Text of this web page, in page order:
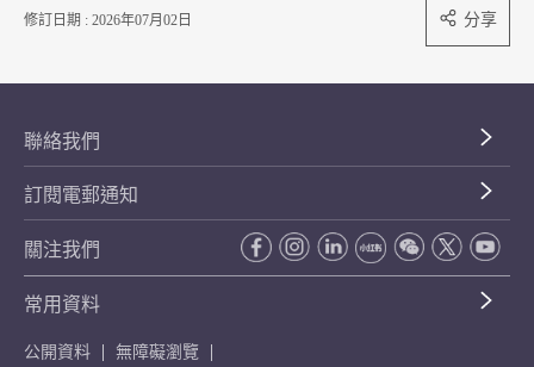
修訂日期 : 2026年07月02日 分享
聯絡我們
訂閱電郵通知
關注我們
常用資料
公開資料
無障礙瀏覽